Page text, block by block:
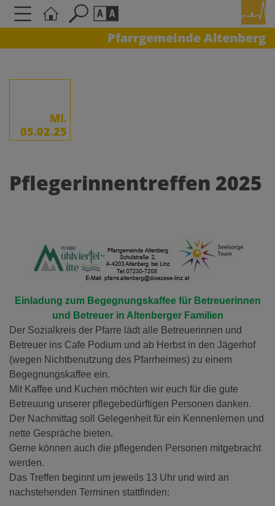
Pfarrgemeinde Altenberg
Schriftgröße
AA
A A A A A
MI.
05.02.25
Pflegerinnentreffen 2025
Einladung zum Begegnungskaffee für Betreuerinnen
und Betreuer in Altenberger Familien
Der Sozialkreis der Pfarre lädt alle Betreuerinnen und
Betreuer ins Cafe Podium und ab Herbst in den Jägerhof
(wegen Nichtbenutzung des Pfarrheimes) zu einem
Begegnungskaffee ein.
Mit Kaffee und Kuchen möchten wir euch für die gute
Betreuung unserer pflegebedürftigen Personen danken.
Der Nachmittag soll Gelegenheit für ein Kennenlernen und
nette Gespräche bieten.
Gerne können auch die pflegenden Personen mitgebracht
werden.
Das Treffen beginnt um jeweils 13 Uhr und wird an
nachstehenden Terminen stattfinden: